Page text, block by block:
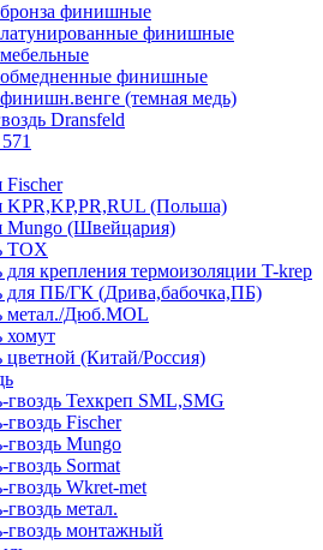
бронза финишные
латунированные финишные
обмедненные финишные
(темная медь)
Dransfeld
KPR,KP,PR,RUL (Польша)
Mungo (Швейцария)
TOX
крепления термоизоляции T-krep
для ПБ/ГК (Дрива,бабочка,ПБ)
метал./Дюб.MOL
хомут
цветной (Китай/Россия)
гвоздь Техкреп SML,SMG
Fischer
Mungo
Sormat
Wkret-met
метал.
гвоздь монтажный